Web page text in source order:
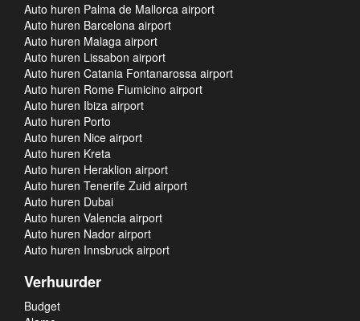
Auto huren Palma de Mallorca airport
Auto huren Barcelona airport
Auto huren Malaga airport
Auto huren Lissabon airport
Auto huren Catania Fontanarossa airport
Auto huren Rome Fiumicino airport
Auto huren Ibiza airport
Auto huren Porto
Auto huren Nice airport
Auto huren Kreta
Auto huren Heraklion airport
Auto huren Tenerife Zuid airport
Auto huren Dubai
Auto huren Valencia airport
Auto huren Nador airport
Auto huren Innsbruck airport
Verhuurder
Budget